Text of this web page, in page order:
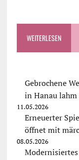
WEITERLESEN
Gebrochene
in Hanau lahm
11.05.2026
Erneuerter
öffnet mit
08.05.2026